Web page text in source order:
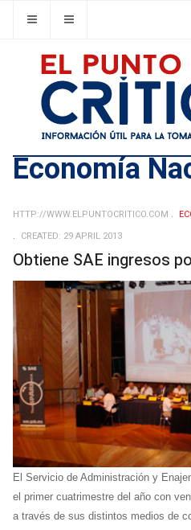
Economí­a
HTTP://WWW.ELPUNTOCRITICO.COM
CREATED: 29 APRIL 2013
Obtiene SAE ingresos
El Servicio de Administración y
el primer cuatrimestre del año con
a través de sus distintos medios de